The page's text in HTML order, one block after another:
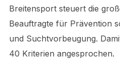
Breitensport steuert die
Beauftragte für Prävention
und Suchtvorbeugung.
40 Kriterien angesprochen.